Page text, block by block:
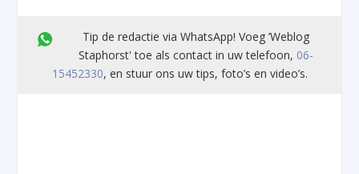
Tip de redactie via WhatsApp! Voeg ’Weblog
Staphorst' toe als contact in uw telefoon, 06-
15452330, en stuur ons uw tips, foto’s en video’s.